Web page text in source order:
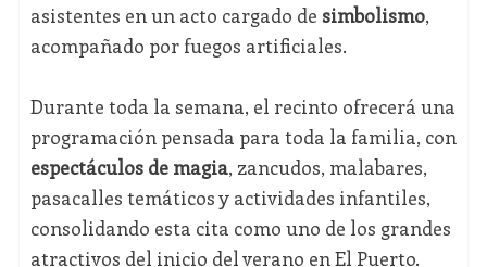
asistentes en un acto cargado de simbolismo,
acompañado por fuegos artificiales.
Durante toda la semana, el recinto ofrecerá una
programación pensada para toda la familia, con
espectáculos de magia, zancudos, malabares,
pasacalles temáticos y actividades infantiles,
consolidando esta cita como uno de los grandes
atractivos del inicio del verano en El Puerto.